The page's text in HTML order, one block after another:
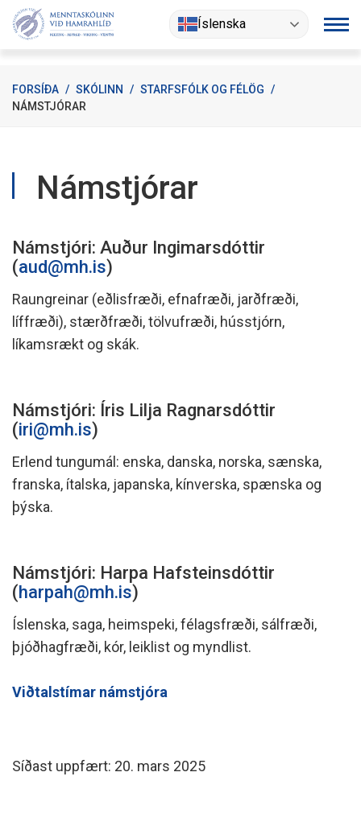
Fara
Íslenska
FORSÍÐA / SKÓLINN / STARFSFÓLK OG FÉLÖG /
NÁMSTJÓRAR
Námstjórar
Námstjóri: Auður Ingimarsdóttir
(aud@mh.is)
Raungreinar (eðlisfræði, efnafræði, jarðfræði,
líffræði), stærðfræði, tölvufræði, hússtjórn,
líkamsrækt og skák.
Námstjóri: Íris Lilja Ragnarsdóttir
(iri@mh.is)
Erlend tungumál: enska, danska, norska, sænska,
franska, ítalska, japanska, kínverska, spænska og
þýska.
Námstjóri: Harpa Hafsteinsdóttir
(harpah@mh.is)
Íslenska, saga, heimspeki, félagsfræði, sálfræði,
þjóðhagfræði, kór, leiklist og myndlist.
Viðtalstímar námstjóra
Síðast uppfært: 20. mars 2025